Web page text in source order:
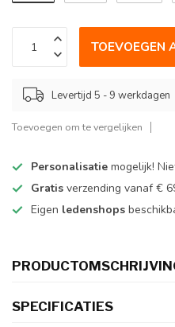
TOEVOEGEN
Levertijd 5 - 9 werkdagen
Toevoegen om te vergelijken
Personalisatie mogelijk!
Gratis verzending vanaf €
Eigen ledenshops
SPECIFICATIES